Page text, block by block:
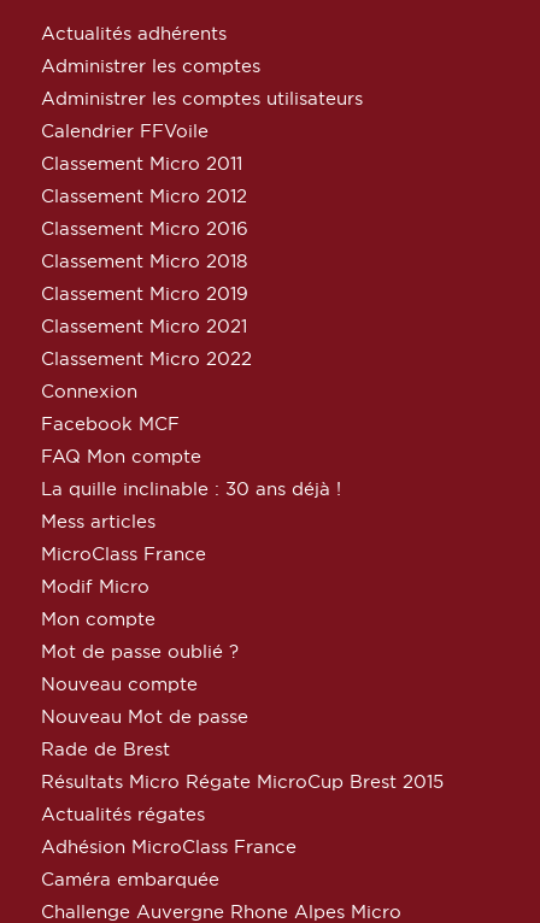
Actualités adhérents
Administrer les comptes
Administrer les comptes utilisateurs
Calendrier FFVoile
Classement Micro 2011
Classement Micro 2012
Classement Micro 2016
Classement Micro 2018
Classement Micro 2019
Classement Micro 2021
Classement Micro 2022
Connexion
Facebook MCF
FAQ Mon compte
La quille inclinable : 30 ans déjà !
Mess articles
MicroClass France
Modif Micro
Mon compte
Mot de passe oublié ?
Nouveau compte
Nouveau Mot de passe
Rade de Brest
Résultats Micro Régate MicroCup Brest 2015
Actualités régates
Adhésion MicroClass France
Caméra embarquée
Challenge Auvergne Rhone Alpes Micro